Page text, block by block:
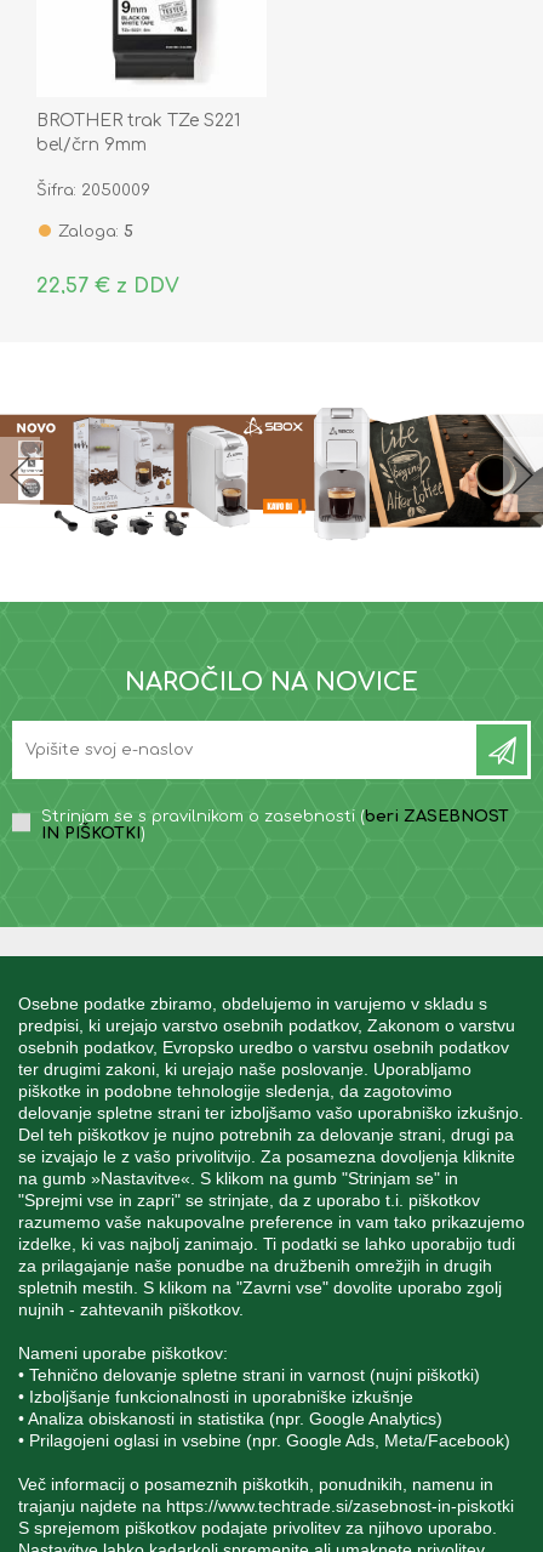
Osebne podatke zbiramo, obdelujemo in varujemo v skladu s
predpisi, ki urejajo varstvo osebnih podatkov, Zakonom o varstvu
osebnih podatkov, Evropsko uredbo o varstvu osebnih podatkov
ter drugimi zakoni, ki urejajo naše poslovanje. Uporabljamo
piškotke in podobne tehnologije sledenja, da zagotovimo
delovanje spletne strani ter izboljšamo vašo uporabniško izkušnjo.
Del teh piškotkov je nujno potrebnih za delovanje strani, drugi pa
se izvajajo le z vašo privolitvijo. Za posamezna dovoljenja kliknite
na gumb »Nastavitve«. S klikom na gumb "Strinjam se" in
"Sprejmi vse in zapri" se strinjate, da z uporabo t.i. piškotkov
razumemo vaše nakupovalne preference in vam tako prikazujemo
izdelke, ki vas najbolj zanimajo. Ti podatki se lahko uporabijo tudi
za prilagajanje naše ponudbe na družbenih omrežjih in drugih
spletnih mestih. S klikom na "Zavrni vse" dovolite uporabo zgolj
nujnih - zahtevanih piškotkov.
Nameni uporabe piškotkov:
• Tehnično delovanje spletne strani in varnost (nujni piškotki)
• Izboljšanje funkcionalnosti in uporabniške izkušnje
• Analiza obiskanosti in statistika (npr. Google Analytics)
• Prilagojeni oglasi in vsebine (npr. Google Ads, Meta/Facebook)
Več informacij o posameznih piškotkih, ponudnikih, namenu in
trajanju najdete na https://www.techtrade.si/zasebnost-in-piskotki
S sprejemom piškotkov podajate privolitev za njihovo uporabo.
BROTHER trak TZe S221
bel/črn 9mm
Šifra: 2050009
Zaloga: 5
22,57 € z DDV
NAROČILO NA NOVICE
Strinjam se s pravilnikom o zasebnosti (beri ZASEBNOST
IN PIŠKOTKI )
MOJ RAČUN
STORITEV ZA STRANKE
SPREMLJAJTE NAS
+386 1 562 21 11